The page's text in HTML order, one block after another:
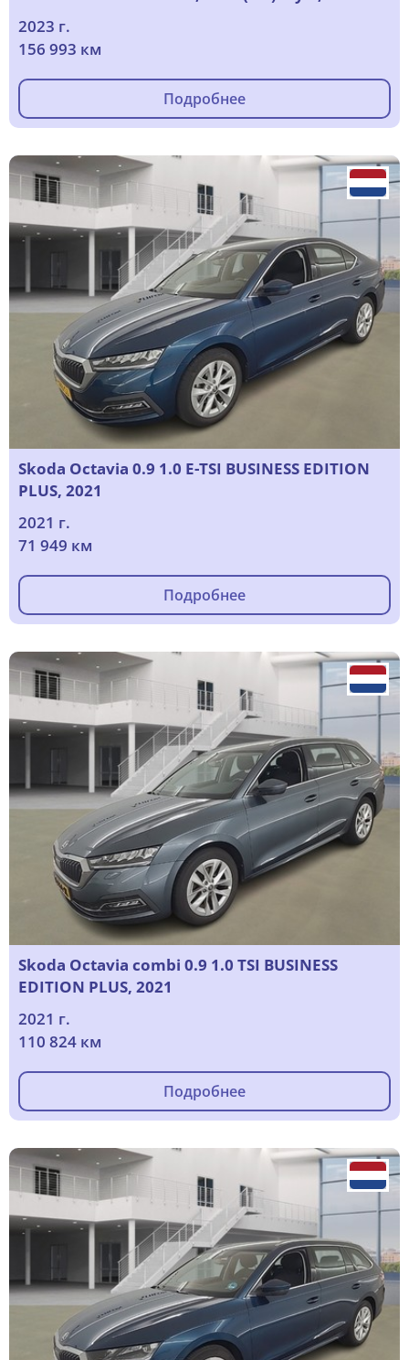
2023 г.
156 993 км
Подробнее
Skoda Octavia 0.9 1.0 E-TSI BUSINESS EDITION
PLUS, 2021
2021 г.
71 949 км
Подробнее
Skoda Octavia combi 0.9 1.0 TSI BUSINESS
EDITION PLUS, 2021
2021 г.
110 824 км
Подробнее